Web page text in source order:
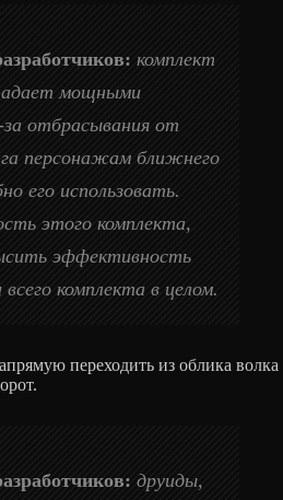
комплект
мощными
за отбрасывания от
персонажам ближнего
его использовать.
этого комплекта,
эффективность
комплекта в целом.
переходить из облика волка
друиды,